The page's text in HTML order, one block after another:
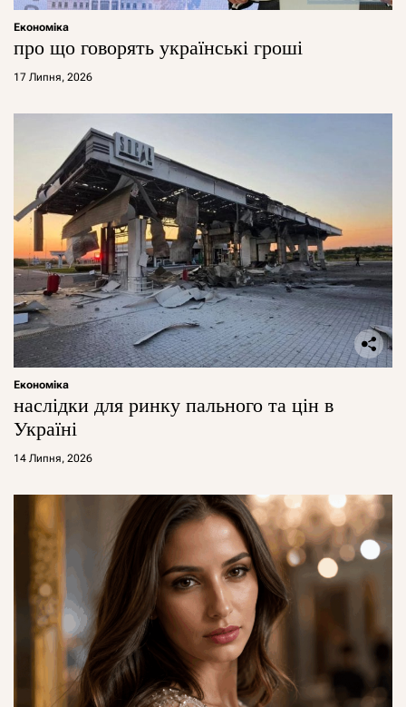
Економіка
про що говорять українські гроші
17 Липня, 2026
Економіка
наслідки для ринку пального та цін в
Україні
14 Липня, 2026